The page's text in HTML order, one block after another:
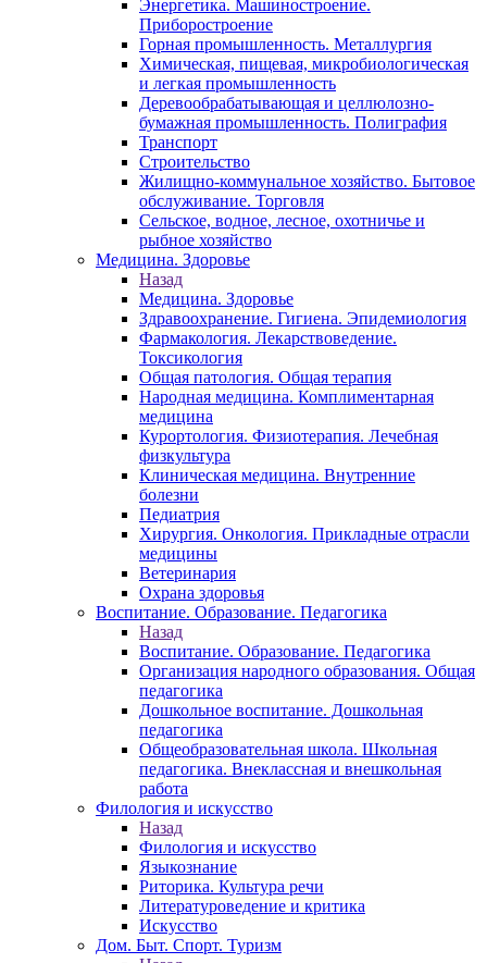
Энергетика. Машиностроение.
Приборостроение
Горная промышленность. Металлургия
Химическая, пищевая, микробиологическая
и легкая промышленность
Деревообрабатывающая и целлюлозно-
бумажная промышленность. Полиграфия
Транспорт
Строительство
Жилищно-коммунальное хозяйство. Бытовое
обслуживание. Торговля
Сельское, водное, лесное, охотничье и
рыбное хозяйство
Медицина. Здоровье
Назад
Медицина. Здоровье
Здравоохранение. Гигиена. Эпидемиология
Фармакология. Лекарствоведение.
Токсикология
Общая патология. Общая терапия
Народная медицина. Комплиментарная
медицина
Курортология. Физиотерапия. Лечебная
физкультура
Клиническая медицина. Внутренние
болезни
Педиатрия
Хирургия. Онкология. Прикладные отрасли
медицины
Ветеринария
Охрана здоровья
Воспитание. Образование. Педагогика
Назад
Воспитание. Образование. Педагогика
Организация народного образования. Общая
педагогика
Дошкольное воспитание. Дошкольная
педагогика
Общеобразовательная школа. Школьная
педагогика. Внеклассная и внешкольная
работа
Филология и искусство
Назад
Филология и искусство
Языкознание
Риторика. Культура речи
Литературоведение и критика
Искусство
Дом. Быт. Спорт. Туризм